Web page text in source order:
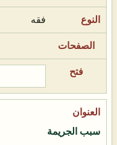
فقه
سبب الجريمة